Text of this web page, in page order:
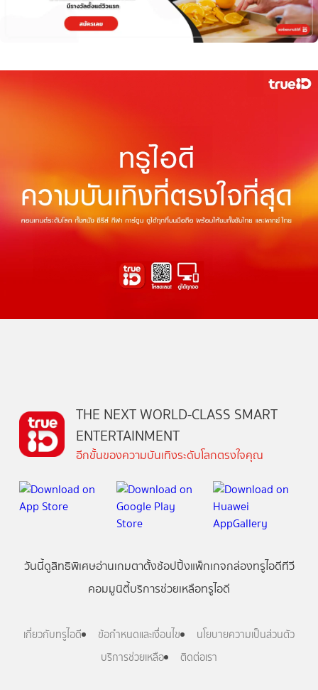
THE NEXT WORLD-CLASS SMART
ENTERTAINMENT
อีกขั้นของความบันเทิงระดับโลกตรงใจคุณ
วันนี้ดูสิทธิพิเศษอ่านเกมตาตั้งช้อปปิ้งแพ็กเกจกล่องทรูไอดีทีวี
คอมมูนิตี้บริการช่วยเหลือทรูไอดี
เกี่ยวกับทรูไอดี ข้อกำหนดและเงื่อนไข
นโยบายความเป็นส่วนตัว
บริการช่วยเหลือ
ติดต่อเรา